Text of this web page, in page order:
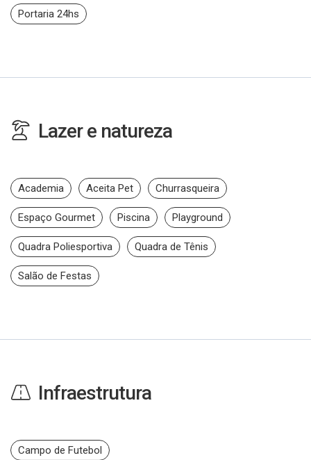
Portaria 24hs
Lazer e natureza
Academia Aceita Pet Churrasqueira
Espaço Gourmet Piscina Playground
Quadra Poliesportiva Quadra de Tênis
Salão de Festas
Infraestrutura
Campo de Futebol